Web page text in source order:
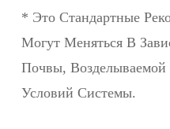
* Это Стандартные
Могут Меняться В
Почвы,
Условий Системы.